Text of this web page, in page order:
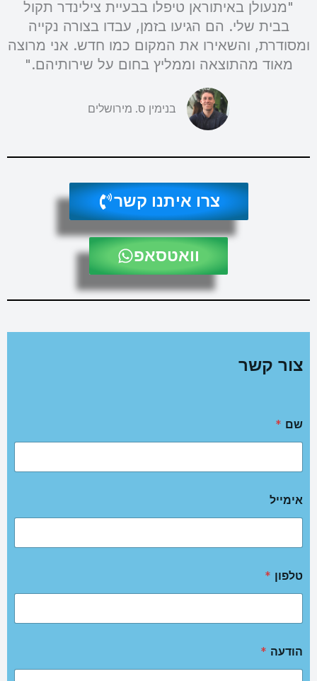
"מנעולן באיתוראן טיפלו בבעיית צילינדר תקול
בבית שלי. הם הגיעו בזמן, עבדו בצורה נקייה
ומסודרת, והשאירו את המקום כמו חדש. אני מרוצה
מאוד מהתוצאה וממליץ בחום על שירותיהם."
בנימין ס. מירושלים
צרו איתנו קשר
וואטסאפ
צור קשר
שם *
אימייל
טלפון *
הודעה *